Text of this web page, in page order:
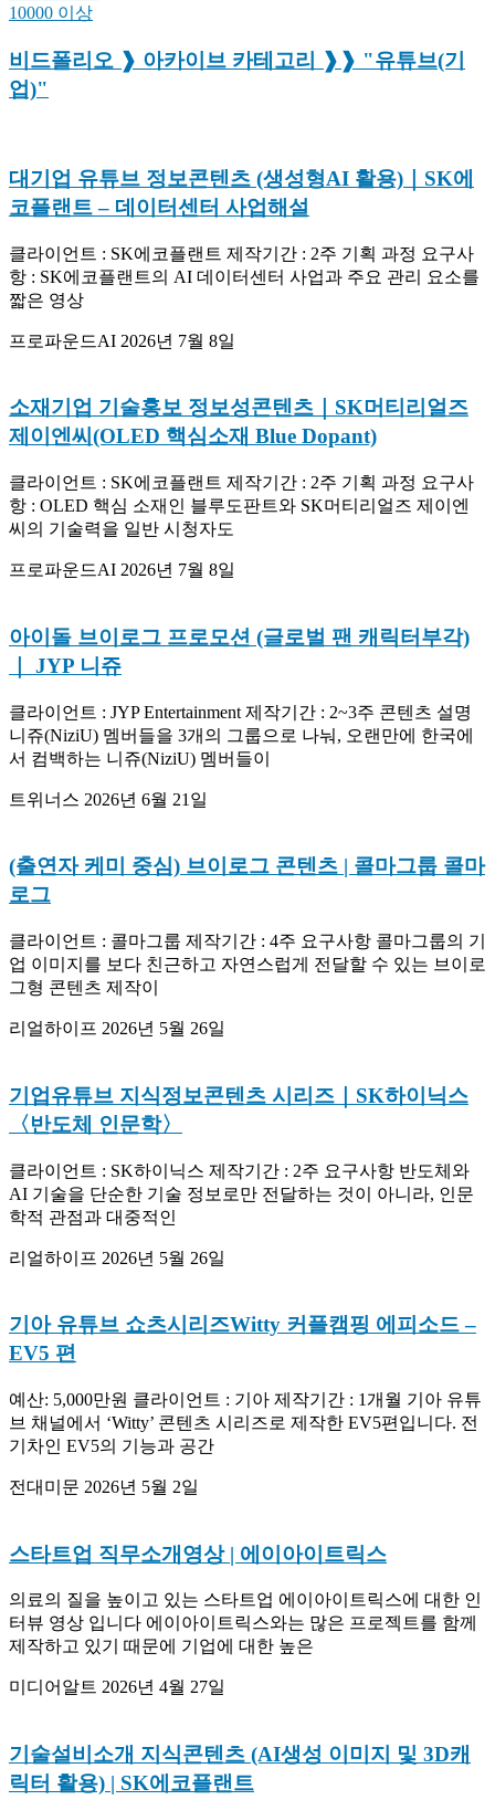
10000 이상
비드폴리오 ❱ 아카이브 카테고리 ❱❱ "유튜브(기
업)"
대기업 유튜브 정보콘텐츠 (생성형AI 활용)｜SK에
코플랜트 – 데이터센터 사업해설
클라이언트 : SK에코플랜트 제작기간 : 2주 기획 과정 요구사
항 : SK에코플랜트의 AI 데이터센터 사업과 주요 관리 요소를
짧은 영상
프로파운드AI 2026년 7월 8일
소재기업 기술홍보 정보성콘텐츠｜SK머티리얼즈
제이엔씨(OLED 핵심소재 Blue Dopant)
클라이언트 : SK에코플랜트 제작기간 : 2주 기획 과정 요구사
항 : OLED 핵심 소재인 블루도판트와 SK머티리얼즈 제이엔
씨의 기술력을 일반 시청자도
프로파운드AI 2026년 7월 8일
아이돌 브이로그 프로모션 (글로벌 팬 캐릭터부각)
｜ JYP 니쥬
클라이언트 : JYP Entertainment 제작기간 : 2~3주 콘텐츠 설명
니쥬(NiziU) 멤버들을 3개의 그룹으로 나눠, 오랜만에 한국에
서 컴백하는 니쥬(NiziU) 멤버들이
트위너스 2026년 6월 21일
(출연자 케미 중심) 브이로그 콘텐츠 | 콜마그룹 콜마
로그
클라이언트 : 콜마그룹 제작기간 : 4주 요구사항 콜마그룹의 기
업 이미지를 보다 친근하고 자연스럽게 전달할 수 있는 브이로
그형 콘텐츠 제작이
리얼하이프 2026년 5월 26일
기업유튜브 지식정보콘텐츠 시리즈｜SK하이닉스
〈반도체 인문학〉
클라이언트 : SK하이닉스 제작기간 : 2주 요구사항 반도체와
AI 기술을 단순한 기술 정보로만 전달하는 것이 아니라, 인문
학적 관점과 대중적인
리얼하이프 2026년 5월 26일
기아 유튜브 쇼츠시리즈Witty 커플캠핑 에피소드 –
EV5 편
예산: 5,000만원 클라이언트 : 기아 제작기간 : 1개월 기아 유튜
브 채널에서 ‘Witty’ 콘텐츠 시리즈로 제작한 EV5편입니다. 전
기차인 EV5의 기능과 공간
전대미문 2026년 5월 2일
스타트업 직무소개영상 | 에이아이트릭스
의료의 질을 높이고 있는 스타트업 에이아이트릭스에 대한 인
터뷰 영상 입니다 에이아이트릭스와는 많은 프로젝트를 함께
제작하고 있기 때문에 기업에 대한 높은
미디어알트 2026년 4월 27일
기술설비소개 지식콘텐츠 (AI생성 이미지 및 3D캐
릭터 활용) | SK에코플랜트